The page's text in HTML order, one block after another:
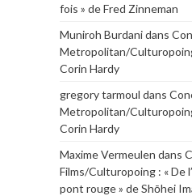
fois » de Fred Zinneman
Muniroh Burdanidans
Metropolitan/
Corin Hardy
gregory tarmoul dans
Metropolitan/
Corin Hardy
Maxime Vermeulen dans
Films/Culturopoing : « De
pont rouge » de Shōhei